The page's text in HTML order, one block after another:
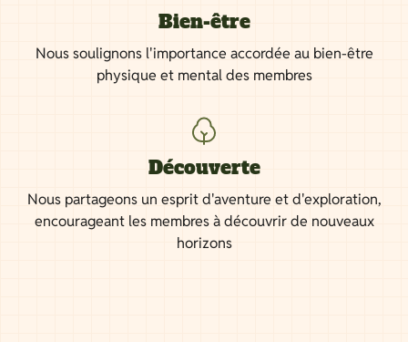
Bien-être
Nous soulignons l'importance accordée au bien-être
physique et mental des membres
Découverte
Nous partageons un esprit d'aventure et d'exploration,
encourageant les membres à découvrir de nouveaux
horizons